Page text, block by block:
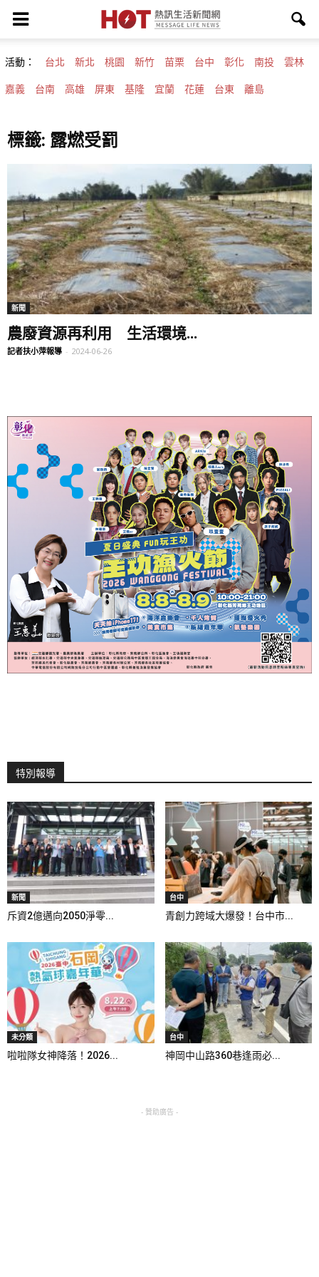
活動： 台北 新北 桃園 新竹 苗栗 台中 彰化 南投 雲林
嘉義 台南 高雄 屏東 基隆 宜蘭 花蓮 台東 離島
標籤: 露燃受罰
新聞
農廢資源再利用 生活環境...
記者扶小萍報導 - 2024-06-26
特別報導
新聞
斥資2億邁向2050淨零...
台中
青創力跨域大爆發！台中市...
未分類
啦啦隊女神降落！2026...
台中
神岡中山路360巷逢雨必...
- 贊助廣告 -